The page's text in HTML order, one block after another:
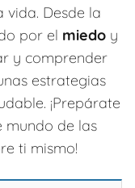
vida. Desde la
por el miedo y
y comprender
estrategias
¡Prepárate
mundo de las
ti mismo!